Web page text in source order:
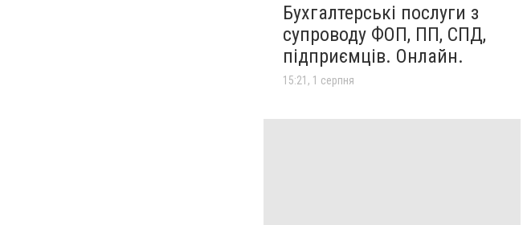
Бухгалтерські послуги з
супроводу ФОП, ПП, СПД,
підприємців. Онлайн.
15:21, 1 серпня